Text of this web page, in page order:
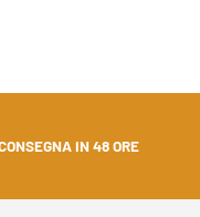
IN 48 ORE